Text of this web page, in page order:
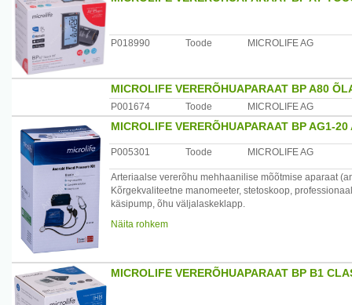
P018990 Toode MICROLIFE AG
MICROLIFE VERERÕHUAPARAAT BP A80
P001674 Toode MICROLIFE AG
MICROLIFE VERERÕHUAPARAAT BP AG1-
P005301 Toode MICROLIFE AG
Arteriaalse vererõhu mehhaanilise mõõtmise aparaat
Kõrgekvaliteetne manomeeter, stetoskoop,
käsipump, õhu väljalaskeklapp.
/*/*
Näita rohkem
MICROLIFE VERERÕHUAPARAAT BP B1